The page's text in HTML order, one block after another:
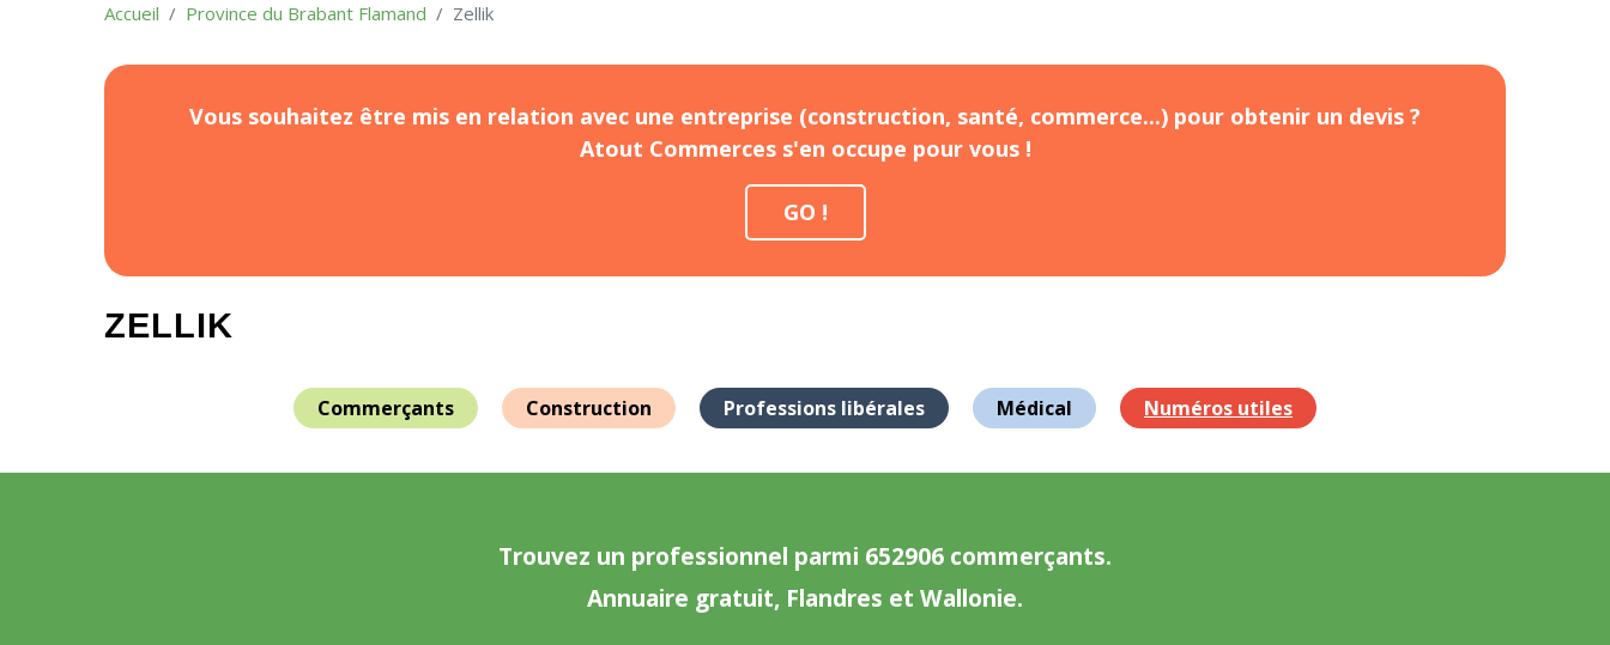
Accueil Province du Brabant Flamand Zellik
Vous souhaitez être mis en relation avec une entreprise (construction, santé, commerce...) pour obtenir un devis ?
Atout Commerces s'en occupe pour vous !
GO !
ZELLIK
Commerçants Construction Professions libérales Médical Numéros utiles
Trouvez un professionnel parmi 652906 commerçants.
Annuaire gratuit, Flandres et Wallonie.